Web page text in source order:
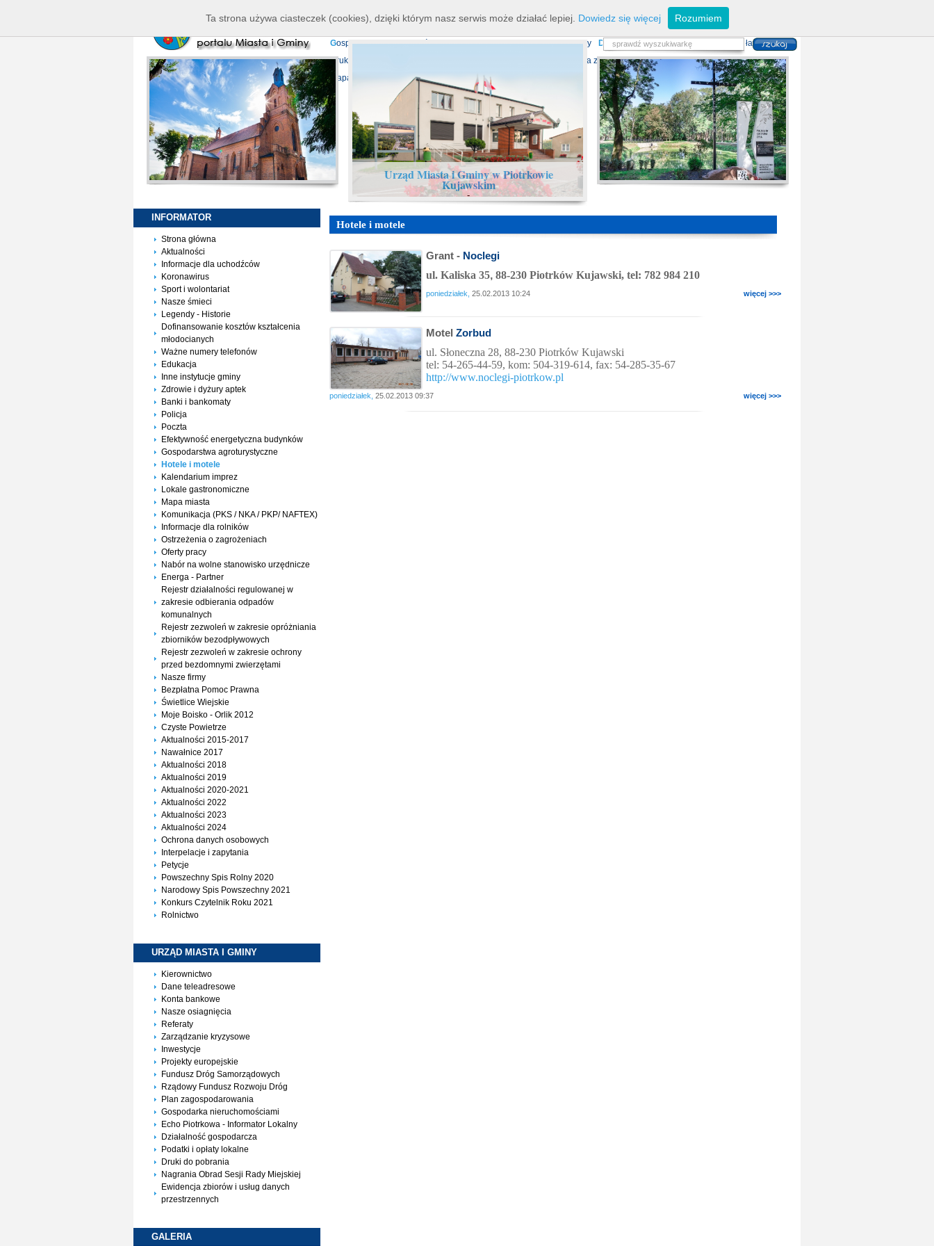
arządzanie kryzysowe
P
rojekty europejskie undusz Dróg Samorządowych ządowy Fundusz Rozwoju Dróg
lan zagospodarowania
Gospodarka nieruchomościami Echo Piotrkowa - Informator Lokalny D ziałalność gospodarcza
odatki i opłaty lokalne
D ruki do pobrania
widencja zbiorów i usług danych przestrzennych
Mapa serwisu
Urząd Miasta i Gminy w Piotrkowie
Kujawskim
-
INFORMATOR
Strona główna
Aktualności
Informacje dla uchodźców
Koronawirus
Sport i wolontariat
Nasze śmieci
Legendy - Historie
Dofinansowanie kosztów kształcenia
młodocianych
Ważne numery telefonów
Edukacja
Inne instytucje gminy
Zdrowie i dyżury aptek
Banki i bankomaty
Policja
Poczta
Efektywność energetyczna budynków
Gospodarstwa agroturystyczne
Hotele i motele
Kalendarium imprez
Lokale gastronomiczne
Mapa miasta
Komunikacja (PKS / NKA / PKP/ NAFTEX)
Informacje dla rolników
Ostrzeżenia o zagrożeniach
Oferty pracy
Nabór na wolne stanowisko urzędnicze
Energa - Partner
Rejestr działalności regulowanej w
zakresie odbierania odpadów
komunalnych
Rejestr zezwoleń w zakresie opróżniania
zbiorników bezodpływowych
Rejestr zezwoleń w zakresie ochrony
przed bezdomnymi zwierzętami
Nasze firmy
Bezpłatna Pomoc Prawna
Świetlice Wiejskie
Moje Boisko - Orlik 2012
Czyste Powietrze
Aktualności 2015-2017
Nawałnice 2017
Aktualności 2018
Aktualności 2019
Aktualności 2020-2021
Aktualności 2022
Aktualności 2023
Aktualności 2024
Ochrona danych osobowych
Interpelacje i zapytania
Petycje
Powszechny Spis Rolny 2020
Narodowy Spis Powszechny 2021
Konkurs Czytelnik Roku 2021
Rolnictwo
URZĄD MIASTA I GMINY
Kierownictwo
Dane teleadresowe
Konta bankowe
Nasze osiagnięcia
Referaty
Zarządzanie kryzysowe
Inwestycje
Projekty europejskie
Fundusz Dróg Samorządowych
Rządowy Fundusz Rozwoju Dróg
Plan zagospodarowania
Gospodarka nieruchomościami
Echo Piotrkowa - Informator Lokalny
Działalność gospodarcza
Podatki i opłaty lokalne
Druki do pobrania
Nagrania Obrad Sesji Rady Miejskiej
Ewidencja zbiorów i usług danych
przestrzennych
GALERIA
Hotele i motele
Grant - Noclegi
ul. Kaliska 35, 88-230 Piotrków Kujawski, tel: 782 984 210
więcej >>>
poniedziałek, 25.02.2013 10:24
Motel Zorbud
ul. Słoneczna 28, 88-230 Piotrków Kujawski
tel: 54-265-44-59, kom: 504-319-614, fax: 54-285-35-67
http://www.noclegi-piotrkow.pl
więcej >>>
poniedziałek, 25.02.2013 09:37
Ta strona używa ciasteczek (cookies), dzięki którym nasz serwis może działać lepiej. Dowiedz się więcej Rozumiem